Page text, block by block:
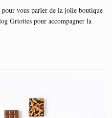
vous parler de la jolie boutique
Griottes pour accompagner la